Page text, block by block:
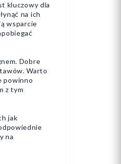
kluczowy dla
na ich
wsparcie
Dobre
Warto
powinno
z tym
jak
na